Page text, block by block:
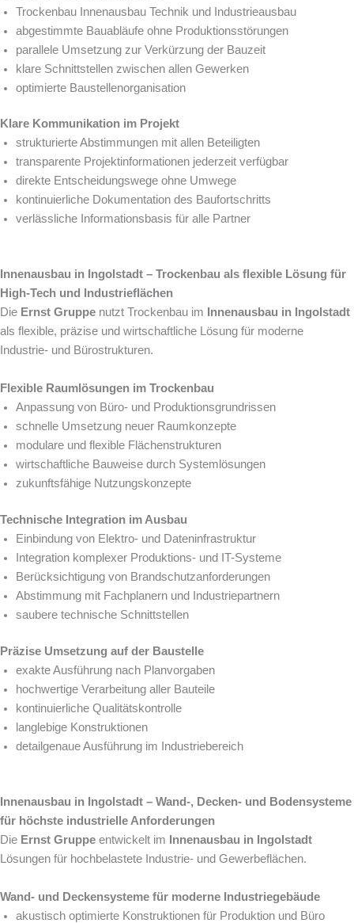
Trockenbau Innenausbau Technik und Industrieausbau
abgestimmte Bauabläufe ohne Produktionsstörungen
parallele Umsetzung zur Verkürzung der Bauzeit
klare Schnittstellen zwischen allen Gewerken
optimierte Baustellenorganisation
Klare Kommunikation im Projekt
strukturierte Abstimmungen mit allen Beteiligten
transparente Projektinformationen jederzeit verfügbar
direkte Entscheidungswege ohne Umwege
kontinuierliche Dokumentation des Baufortschritts
verlässliche Informationsbasis für alle Partner
Innenausbau in Ingolstadt – Trockenbau als flexible Lösung für
High-Tech und Industrieflächen
Die Ernst Gruppe nutzt Trockenbau im
Innenausbau in Ingolstadt
als flexible, präzise und wirtschaftliche Lösung für moderne
Industrie- und Bürostrukturen.
Flexible Raumlösungen im Trockenbau
Anpassung von Büro- und Produktionsgrundrissen
schnelle Umsetzung neuer Raumkonzepte
modulare und flexible Flächenstrukturen
wirtschaftliche Bauweise durch Systemlösungen
zukunftsfähige Nutzungskonzepte
Technische Integration im Ausbau
Einbindung von Elektro- und Dateninfrastruktur
Integration komplexer Produktions- und IT-Systeme
Berücksichtigung von Brandschutzanforderungen
Abstimmung mit Fachplanern und Industriepartnern
saubere technische Schnittstellen
Präzise Umsetzung auf der Baustelle
exakte Ausführung nach Planvorgaben
hochwertige Verarbeitung aller Bauteile
kontinuierliche Qualitätskontrolle
langlebige Konstruktionen
detailgenaue Ausführung im Industriebereich
Innenausbau in Ingolstadt – Wand-, Decken- und Bodensysteme
für höchste industrielle Anforderungen
Die Ernst Gruppe entwickelt im
Innenausbau in Ingolstadt
Lösungen für hochbelastete Industrie- und Gewerbeflächen.
Wand- und Deckensysteme für moderne Industriegebäude
akustisch optimierte Konstruktionen für Produktion und Büro